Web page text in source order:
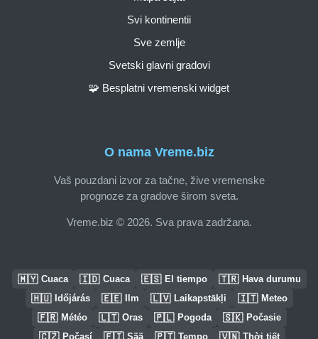
O nama Vreme.biz
Vaš pouzdani izvor za tačne, žive vremenske
prognoze za gradove širom sveta.
Vreme.biz © 2026. Sva prava zadržana.
Svi kontinentii
Sve zemlje
Svetski glavni gradovi
🧩 Besplatni vremenski widget
🇲🇾 Cuaca 🇮🇩 Cuaca 🇪🇸 El tiempo 🇹🇷 Hava durumu
🇭🇺 Időjárás 🇪🇪 Ilm 🇱🇻 Laikapstākļi 🇮🇹 Meteo
🇫🇷 Météo 🇱🇹 Oras 🇵🇱 Pogoda 🇸🇰 Počasie
🇨🇿 Počasí 🇫🇮 Sää 🇵🇹 Tempo 🇻🇳 Thời tiết